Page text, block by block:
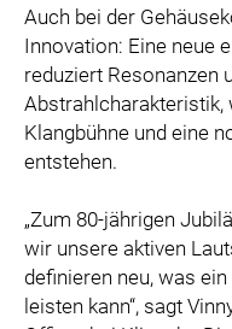
Auch bei der
Innovation: Eine neue
reduziert Resonanzen
Abstrahlcharakteristik,
Klangbühne und eine
entstehen.
„Zum 80-jährigen
wir unsere aktiven
definieren neu, was
leisten kann“, sagt